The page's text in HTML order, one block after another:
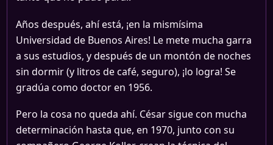
Años después, ahí está, ¡en la mismísima
Universidad de Buenos Aires! Le mete mucha garra
a sus estudios, y después de un montón de noches
sin dormir (y litros de café, seguro), ¡lo logra! Se
gradúa como doctor en 1956.
Pero la cosa no queda ahí. César sigue con mucha
determinación hasta que, en 1970, junto con su